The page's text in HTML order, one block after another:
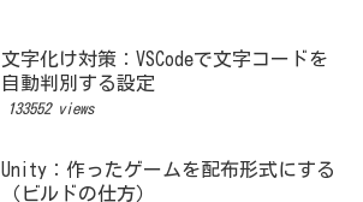
文字化け対策：VSCodeで文字コードを
自動判別する設定
133552 views
Unity：作ったゲームを配布形式にする
（ビルドの仕方）